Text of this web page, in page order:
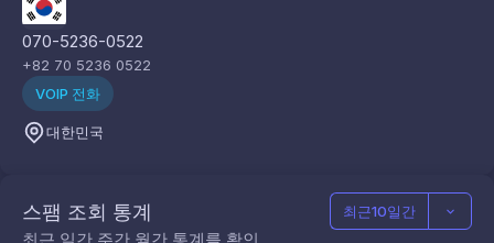
070-5236-0522
+82 70 5236 0522
VOIP 전화
대한민국
스팸 조회 통계 최근10일간